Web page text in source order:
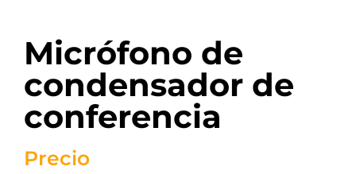
Micrófono de
condensador de
conferencia
Precio